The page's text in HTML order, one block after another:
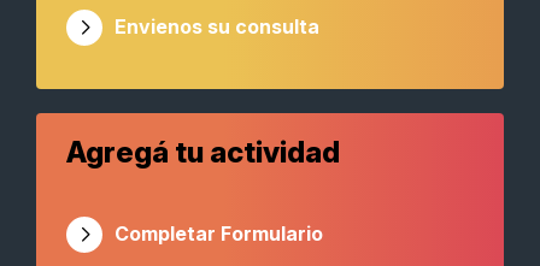
Envienos su consulta
Agregá tu actividad
Completar Formulario